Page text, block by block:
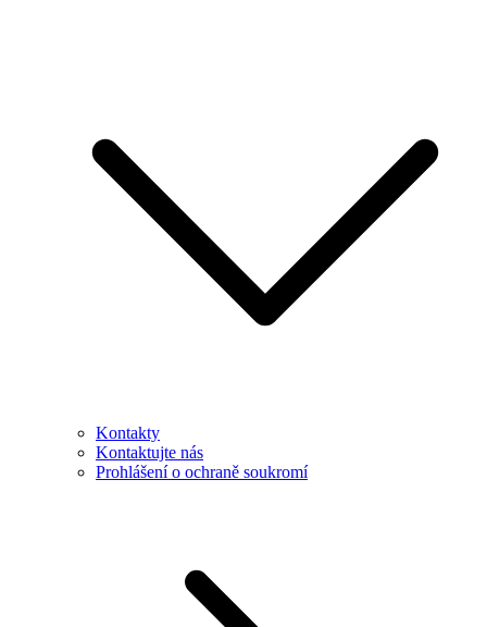
Kontakty
Kontaktujte nás
Prohlášení o ochraně soukromí